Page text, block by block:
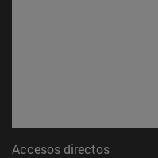
Accesos directos